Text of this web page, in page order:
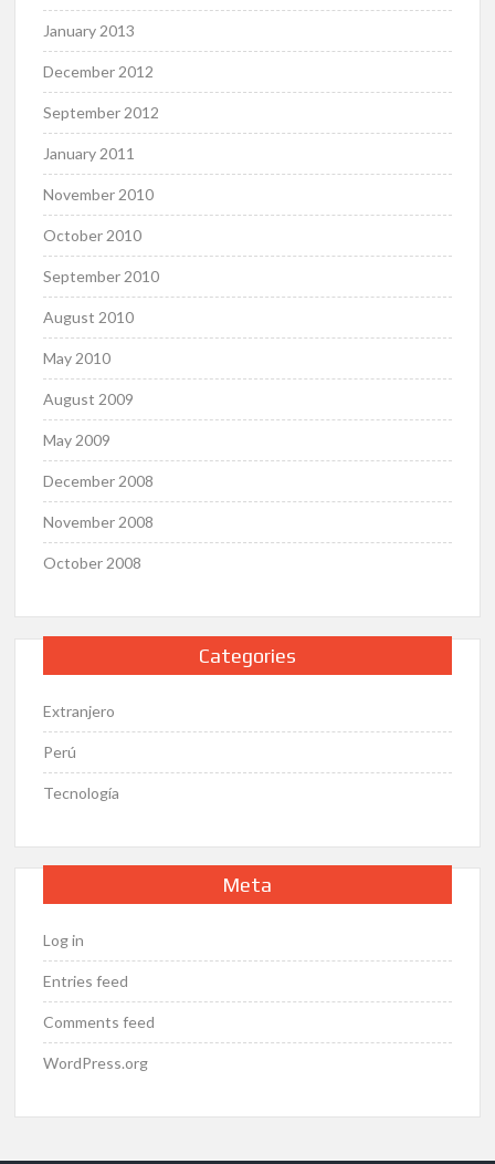
January 2013
December 2012
September 2012
January 2011
November 2010
October 2010
September 2010
August 2010
May 2010
August 2009
May 2009
December 2008
November 2008
October 2008
Categories
Extranjero
Perú
Tecnología
Meta
Log in
Entries feed
Comments feed
WordPress.org